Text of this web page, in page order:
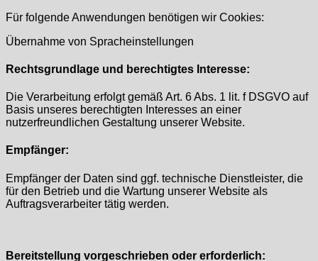
Für folgende Anwendungen benötigen wir Cookies:
Übernahme von Spracheinstellungen
Rechtsgrundlage und berechtigtes Interesse:
Die Verarbeitung erfolgt gemäß Art. 6 Abs. 1 lit. f DSGVO auf
Basis unseres berechtigten Interesses an einer
nutzerfreundlichen Gestaltung unserer Website.
Empfänger:
Empfänger der Daten sind ggf. technische Dienstleister, die
für den Betrieb und die Wartung unserer Website als
Auftragsverarbeiter tätig werden.
Bereitstellung vorgeschrieben oder erforderlich: